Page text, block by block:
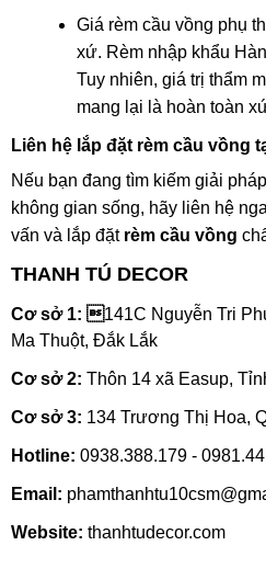
Giá rèm cầu vồng phụ
xứ. Rèm nhập khẩu
Tuy nhiên, giá trị thẩm
mang lại là hoàn toàn
Liên hệ lắp đặt rèm cầu vồng
Nếu bạn đang tìm kiếm giải
không gian sống, hãy liên hệ
vấn và lắp đặt rèm cầu vồng
THANH TÚ DECOR
Cơ sở 1: 141C Nguyễn Tri
Ma Thuột, Đắk Lắk
Cơ sở 2: Thôn 14 xã Easup,
Cơ sở 3: 134 Trương Thị Hoa,
Hotline: 0938.388.179 -
Email:
Website: thanhtudecor.com